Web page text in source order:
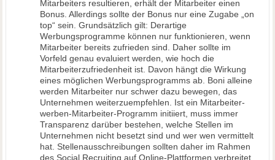
Mitarbeiters resultieren, erhält der Mitarbeiter einen
Bonus. Allerdings sollte der Bonus nur eine Zugabe „on
top“ sein. Grundsätzlich gilt: Derartige
Werbungsprogramme können nur funktionieren, wenn
Mitarbeiter bereits zufrieden sind. Daher sollte im
Vorfeld genau evaluiert werden, wie hoch die
Mitarbeiterzufriedenheit ist. Davon hängt die Wirkung
eines möglichen Werbungsprogramms ab. Boni alleine
werden Mitarbeiter nur schwer dazu bewegen, das
Unternehmen weiterzuempfehlen. Ist ein Mitarbeiter-
werben-Mitarbeiter-Programm initiiert, muss immer
Transparenz darüber bestehen, welche Stellen im
Unternehmen nicht besetzt sind und wer wen vermittelt
hat. Stellenausschreibungen sollten daher im Rahmen
des Social Recruiting auf Online-Plattformen verbreitet